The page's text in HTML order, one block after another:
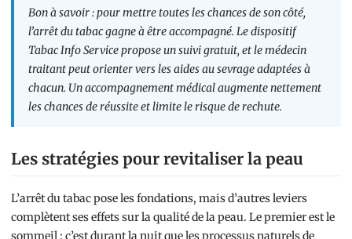
Bon à savoir : pour mettre toutes les chances de son côté,
l’arrêt du tabac gagne à être accompagné. Le dispositif
Tabac Info Service propose un suivi gratuit, et le médecin
traitant peut orienter vers les aides au sevrage adaptées à
chacun. Un accompagnement médical augmente nettement
les chances de réussite et limite le risque de rechute.
Les stratégies pour revitaliser la peau
L’arrêt du tabac pose les fondations, mais d’autres leviers
complètent ses effets sur la qualité de la peau. Le premier est le
sommeil : c’est durant la nuit que les processus naturels de